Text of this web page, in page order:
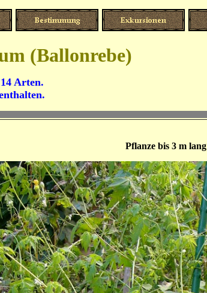
(Ballonrebe)
Arten.
Pflanze bis 3 m lang